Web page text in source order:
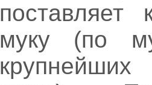
муку (по